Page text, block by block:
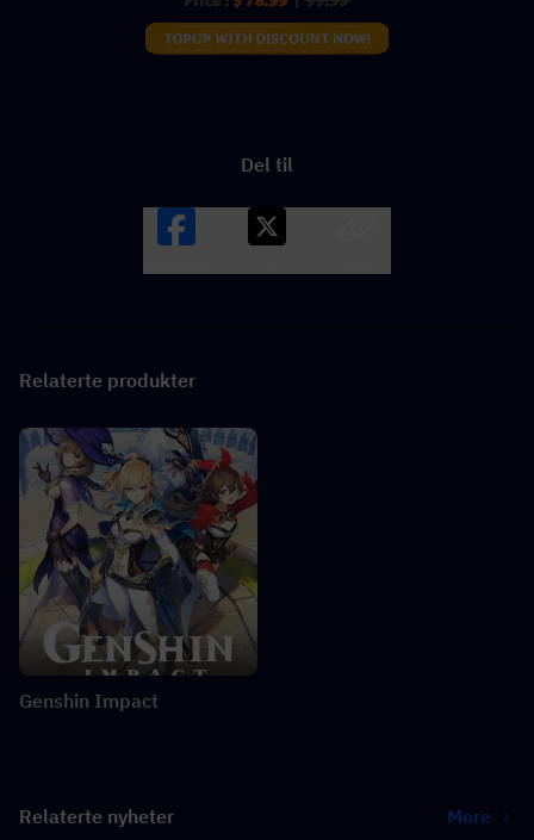
Del til
Relaterte produkter
Genshin Impact
Relaterte nyheter More